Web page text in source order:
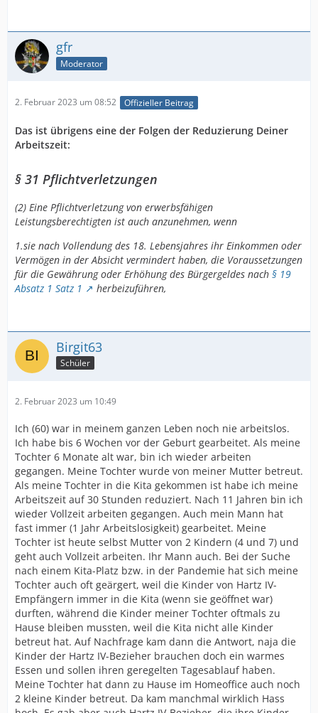
gfr
Moderator
2. Februar 2023 um 08:52 Offizieller Beitrag
Das ist übrigens eine der Folgen der Reduzierung Deiner
Arbeitszeit:
§ 31 Pflichtverletzungen
(2) Eine Pflichtverletzung von erwerbsfähigen
Leistungsberechtigten ist auch anzunehmen, wenn
1.sie nach Vollendung des 18. Lebensjahres ihr Einkommen oder
Vermögen in der Absicht vermindert haben, die Voraussetzungen
für die Gewährung oder Erhöhung des Bürgergeldes nach § 19
Absatz 1 Satz 1
herbeizuführen,
Birgit63
Schüler
2. Februar 2023 um 10:49
Ich (60) war in meinem ganzen Leben noch nie arbeitslos.
Ich habe bis 6 Wochen vor der Geburt gearbeitet. Als meine
Tochter 6 Monate alt war, bin ich wieder arbeiten
gegangen. Meine Tochter wurde von meiner Mutter betreut.
Als meine Tochter in die Kita gekommen ist habe ich meine
Arbeitszeit auf 30 Stunden reduziert. Nach 11 Jahren bin ich
wieder Vollzeit arbeiten gegangen. Auch mein Mann hat
fast immer (1 Jahr Arbeitslosigkeit) gearbeitet. Meine
Tochter ist heute selbst Mutter von 2 Kindern (4 und 7) und
geht auch Vollzeit arbeiten. Ihr Mann auch. Bei der Suche
nach einem Kita-Platz bzw. in der Pandemie hat sich meine
Tochter auch oft geärgert, weil die Kinder von Hartz IV-
Empfängern immer in die Kita (wenn sie geöffnet war)
durften, während die Kinder meiner Tochter oftmals zu
Hause bleiben mussten, weil die Kita nicht alle Kinder
betreut hat. Auf Nachfrage kam dann die Antwort, naja die
Kinder der Hartz IV-Bezieher brauchen doch ein warmes
Essen und sollen ihren geregelten Tagesablauf haben.
Meine Tochter hat dann zu Hause im Homeoffice auch noch
2 kleine Kinder betreut. Da kam manchmal wirklich Hass